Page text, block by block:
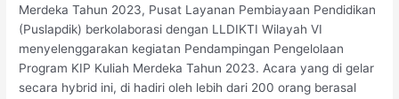
Merdeka Tahun 2023, Pusat Layanan Pembiayaan Pendidikan
(Puslapdik) berkolaborasi dengan LLDIKTI Wilayah VI
menyelenggarakan kegiatan Pendampingan Pengelolaan
Program KIP Kuliah Merdeka Tahun 2023. Acara yang di gelar
secara hybrid ini, di hadiri oleh lebih dari 200 orang berasal
KIP
Kuliah
Merdeka
Tahun
2023